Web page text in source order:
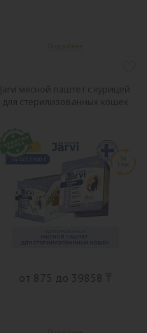
Jarvi мясной паштет с курицей
для стерилизованных кошек
от 875 до 39858 ₸